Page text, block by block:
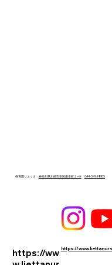
https://
https://ww
保育園リエッタ 神奈川県川崎市幸区南幸町２−９ 044-541-9885